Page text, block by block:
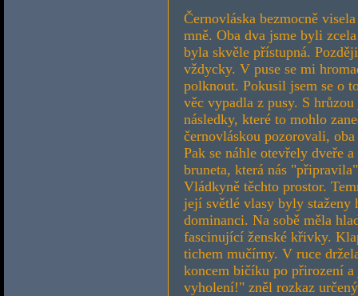
Černovláska bezmocně
mně. Oba dva jsme byli
byla skvěle přístupná.
vždycky. V puse se mi
polknout. Pokusil jsem se o
věc vypadla z pusy. S
následky, které to mohlo
černovláskou pozorovali,
Pak se náhle otevřely dveře
bruneta, která nás
Vládkyně těchto prostor.
její světlé vlasy byly staženy
dominanci. Na sobě měla
fascinující ženské křivky.
tichem mučírny. V ruce
koncem bičíku po přirození
vyholení!" zněl rozkaz